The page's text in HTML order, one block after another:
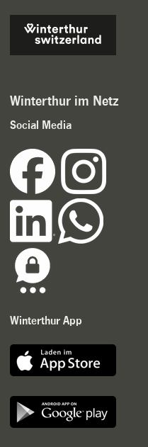
Winterthur im Netz
Social Media
Winterthur App